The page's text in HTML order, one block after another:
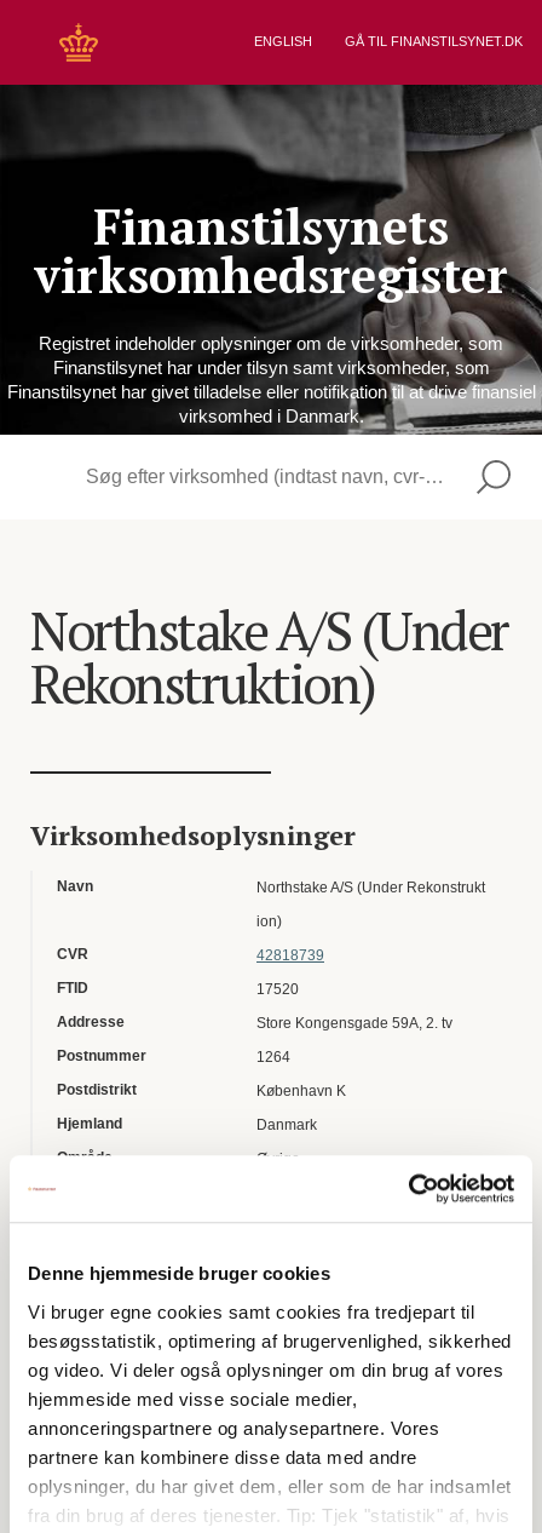
Denne hjemmeside bruger cookies
Vi bruger egne cookies samt cookies fra tredjepart til
besøgsstatistik, optimering af brugervenlighed, sikkerhed
og video. Vi deler også oplysninger om din brug af vores
hjemmeside med visse sociale medier,
annonceringspartnere og analysepartnere. Vores
partnere kan kombinere disse data med andre
oplysninger, du har givet dem, eller som de har indsamlet
fra din brug af deres tjenester. Tip: Tjek "statistik" af, hvis
ENGLISH GÅ TIL FINANSTILSYNET.DK
Finanstilsynets
virksomhedsregister
Registret indeholder oplysninger om de virksomheder, som
Finanstilsynet har under tilsyn samt virksomheder, som
Finanstilsynet har givet tilladelse eller notifikation til at drive finansiel
virksomhed i Danmark.
Northstake A/S (Under
Rekonstruktion)
Virksomhedsoplysninger
Navn
Northstake A/S (Under Rekonstrukt
ion)
CVR
42818739
FTID
17520
Addresse
Store Kongensgade 59A, 2. tv
Postnummer
1264
Postdistrikt
København K
Hjemland
Danmark
Område
Øvrige
VASP (Udbydere af tjenester med v
irtuel valuta)
ts registrering
Fagkontor
Kontor for forebyggelse af hvidvask
og terrorfinansiering
Bemærkninger
§ 48, stk. 2, i hvidvaskloven ophæv
nr. 13, i lov nr. 481 af 22. maj 2024.
Virksomheden kan dog i henhold ti
l overgangsbestemmelsen i § 17, s